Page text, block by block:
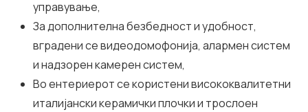
управување,
За дополнителна безбедност и удобност,
вградени се видеодомофонија, алармен систем
и надзорен камерен систем,
Во ентериерот се користени висококвалитетни
италијански керамички плочки и трослоен